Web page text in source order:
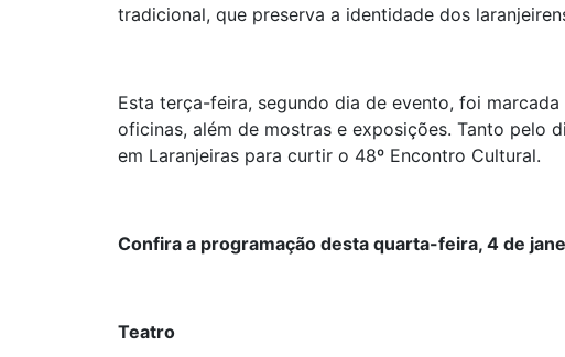
tradicional, que preserva a identidade dos
Esta terça-feira, segundo dia de evento, foi
oficinas, além de mostras e exposições. Tanto pelo
em Laranjeiras para curtir o 48º Encontro Cultural.
Confira a programação desta quarta-feira, 4 de
Teatro